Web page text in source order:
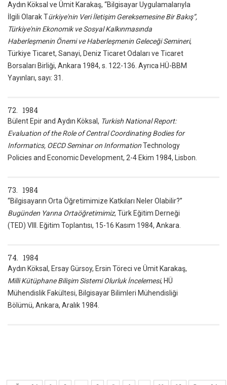
Aydın Köksal ve Ümit Karakaş, “Bilgisayar Uygulamalarıyla
İlgili Olarak Türkiye'nin Veri İletişim Gereksemesine Bir Bakış”,
Türkiye'nin Ekonomik ve Sosyal Kalkınmasında
Haberleşmenin Önemi ve Haberleşmenin Geleceği Semineri,
Türkiye Ticaret, Sanayi, Deniz Ticaret Odaları ve Ticaret
Borsaları Birliği, Ankara 1984, s. 122-136. Ayrıca HÜ-BBM
Yayınları, sayı: 31.
72. 1984
Bülent Epir and Aydın Köksal, Turkish National Report:
Evaluation of the Role of Central Coordinating Bodies for
Informatics, OECD Seminar on InformationTechnology
Policies and Economic Development, 2-4 Ekim 1984, Lisbon.
73. 1984
“Bilgisayarın Orta Öğretimimize Katkıları Neler Olabilir?”
Bugünden Yarına Ortaöğretimimiz, Türk Eğitim Derneği
(TED) VIII. Eğitim Toplantısı, 15-16 Kasım 1984, Ankara.
74. 1984
Aydın Köksal, Ersay Gürsoy, Ersin Töreci ve Ümit Karakaş,
Milli Kütüphane Bilişim Sistemi Olurluk İncelemesi, HÜ
Mühendislik Fakültesi, Bilgisayar Bilimleri Mühendisliği
Bölümü, Ankara, Aralık 1984.